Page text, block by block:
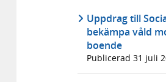
Uppdrag till
bekämpa våld
boende
Publicerad 31 juli